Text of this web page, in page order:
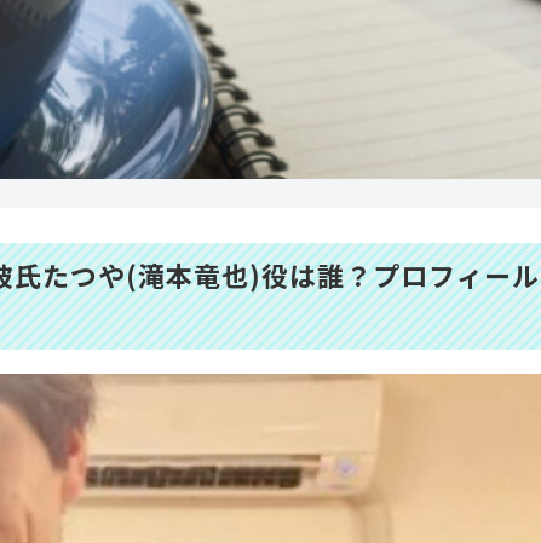
氏たつや(滝本竜也)役は誰？プロフィール